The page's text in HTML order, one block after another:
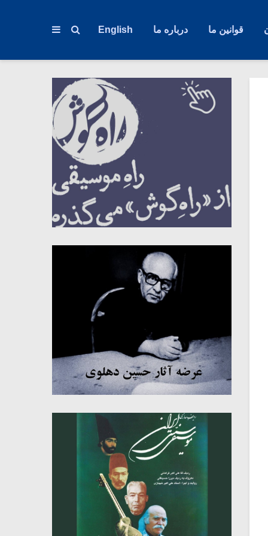
قوانین ما درباره ما English
میکلوش روژا